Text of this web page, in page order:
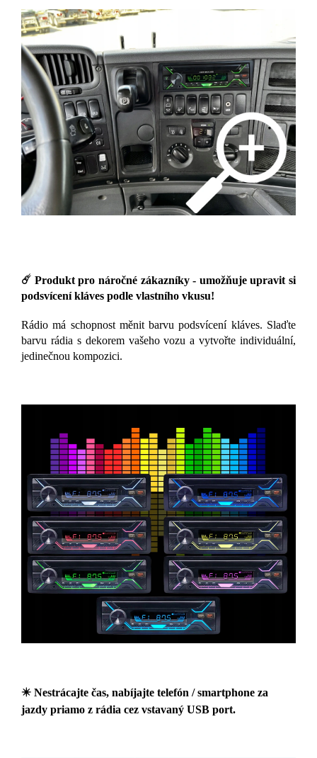
☄️ Produkt pro náročné zákazníky - umožňuje upravit si
podsvícení kláves podle vlastního vkusu!
Rádio má schopnost měnit barvu podsvícení kláves. Slaďte
barvu rádia s dekorem vašeho vozu a vytvořte individuální,
jedinečnou kompozici.
✴️ Nestrácajte čas, nabíjajte telefón / smartphone za
jazdy priamo z rádia cez vstavaný USB port.